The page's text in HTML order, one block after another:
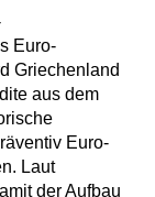
Euro-
Griechenland
aus dem
Euro-
Laut
der Aufbau